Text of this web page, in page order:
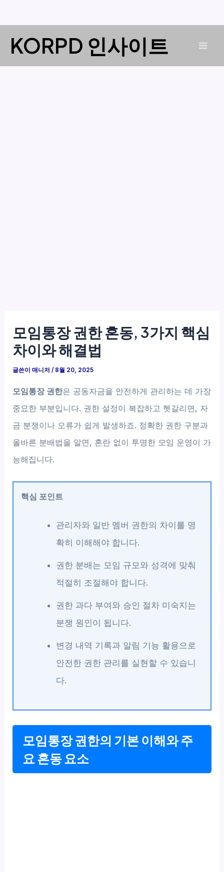
KORPD 인사이트
모임통장 권한 혼동, 3가지 핵심
차이와 해결법
글쓴이매니저/ 8월 20, 2025
모임통장 권한은 공동자금을 안전하게 관리하는 데 가장
중요한 부분입니다. 권한 설정이 복잡하고 헷갈리면, 자
금 분쟁이나 오류가 쉽게 발생하죠. 정확한 권한 구분과
올바른 분배법을 알면, 혼란 없이 투명한 모임 운영이 가
능해집니다.
핵심 포인트
관리자와 일반 멤버 권한의 차이를 명
확히 이해해야 합니다.
권한 분배는 모임 규모와 성격에 맞춰
적절히 조절해야 합니다.
권한 과다 부여와 승인 절차 미숙지는
분쟁 원인이 됩니다.
변경 내역 기록과 알림 기능 활용으로
안전한 권한 관리를 실현할 수 있습니
다.
모임통장 권한의 기본 이해와 주
요 혼동 요소